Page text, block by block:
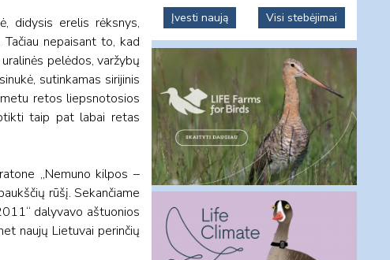
didysis erelis rėksnys,
nepaisant to, kad
pelėdos, varžybų
sutinkamas sirijinis
retos liepsnotosios
taip pat labai retas
„Nemuno kilpos –
rūšį. Sekančiame
dalyvavo aštuonios
naujų Lietuvai perinčių
Įvesti naują
Visi stebėjimai